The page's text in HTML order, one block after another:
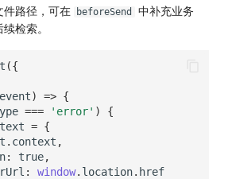
件路径，可在
beforeSend
中补充业务
检索。
({
event) => {
=== 'error' )
{
= {
. context ,
: true,
: window. location. href